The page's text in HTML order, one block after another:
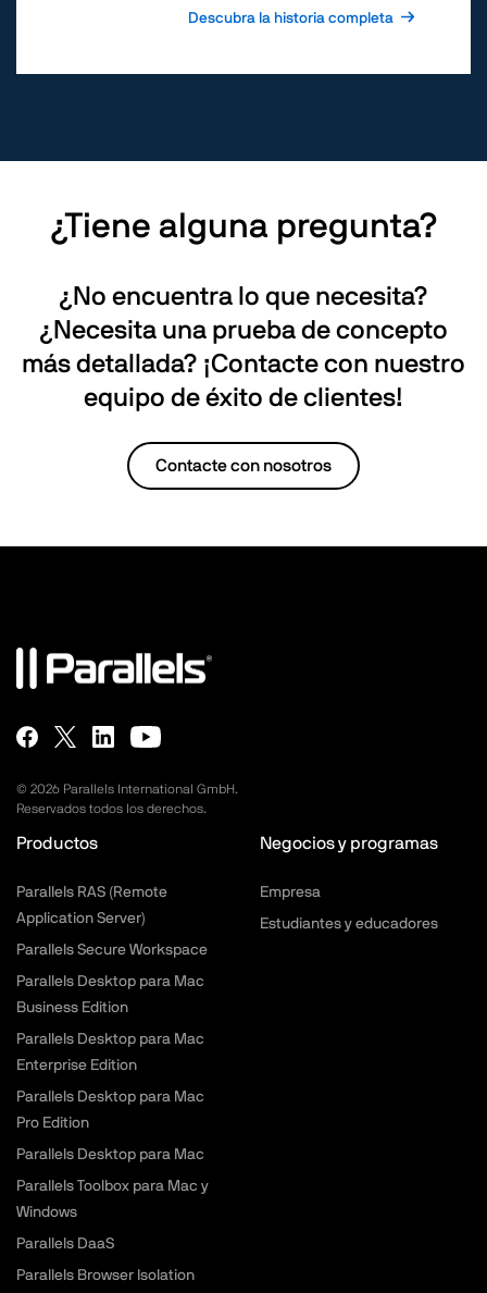
Descubra la historia completa
¿Tiene alguna pregunta?
¿No encuentra lo que necesita?
¿Necesita una prueba de concepto
más detallada? ¡Contacte con nuestro
equipo de éxito de clientes!
Contacte con nosotros
© 2026 Parallels International GmbH.
Reservados todos los derechos.
Productos
Parallels RAS (Remote
Application Server)
Parallels Secure Workspace
Parallels Desktop para Mac
Business Edition
Parallels Desktop para Mac
Enterprise Edition
Parallels Desktop para Mac
Pro Edition
Parallels Desktop para Mac
Parallels Toolbox para Mac y
Windows
Parallels DaaS
Parallels Browser Isolation
Negocios y programas
Empresa
Estudiantes y educadores